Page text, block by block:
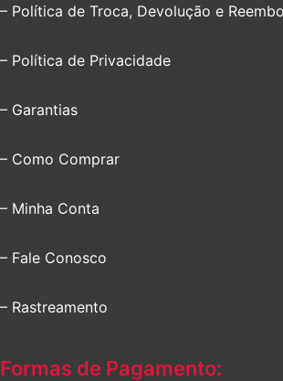
– Política de Troca, Devolução e
– Política de Privacidade
– Garantias
– Como Comprar
– Minha Conta
– Fale Conosco
– Rastreamento
Formas de Pagamento: